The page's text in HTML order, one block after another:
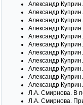
Александр Куприн.
Александр Куприн.
Александр Куприн.
Александр Куприн.
Александр Куприн.
Александр Куприн.
Александр Куприн.
Александр Куприн.
Александр Куприн.
Александр Куприн.
Александр Куприн.
Л.А. Смирнова. В
Л.А. Смирнова.